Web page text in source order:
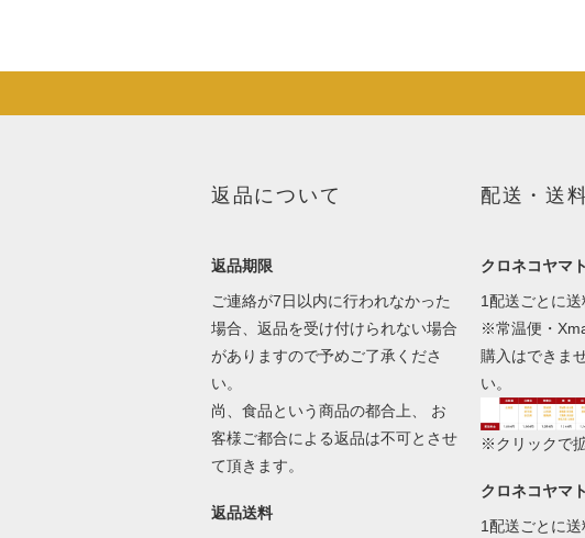
返品について
返品期限
ご連絡が7日以内に行われなかった
場合、返品を受け付けられない場合
がありますので予めご了承くださ
い。
尚、食品という商品の都合上、 お
客様ご都合による返品は不可とさせ
て頂きます。
返品送料
配送・送
クロネコヤマト
1配送ごとに送
※常温便・
購入はできま
い。
※クリックで
クロネコヤマ
1配送ごとに送